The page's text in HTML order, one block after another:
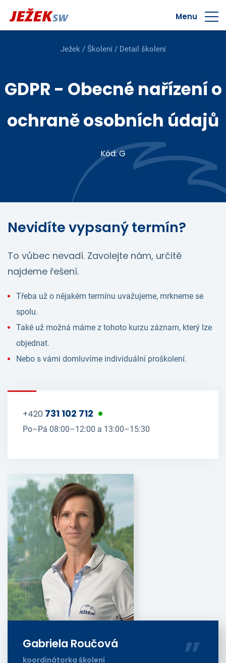
Menu
Ježek/ Školení/ Detail školení
GDPR - Obecné nařízení o
ochraně osobních údajů
Kód: G
Nevidíte vypsaný termín?
To vůbec nevadí. Zavolejte nám, určitě
najdeme řešení.
Třeba už o nějakém termínu uvažujeme, mrkneme se
spolu.
Také už možná máme z tohoto kurzu záznam, který lze
objednat.
Nebo s vámi domluvíme individuální proškolení.
+420 731 102 712
Po–Pá 08:00–12:00 a 13:00–15:30
Gabriela Roučová
koordinátorka školení